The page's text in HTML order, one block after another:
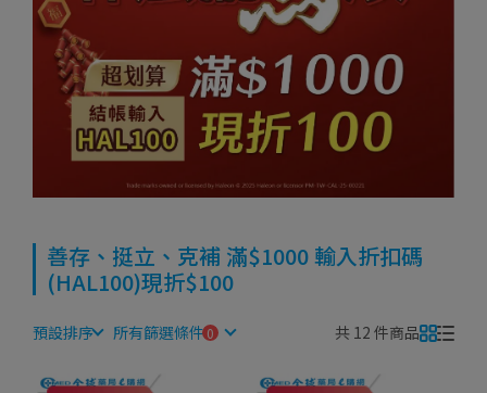
善存、挺立、克補 滿$1000 輸入折扣碼
(HAL100)現折$100
預設排序 所有篩選條件 共 12 件商品